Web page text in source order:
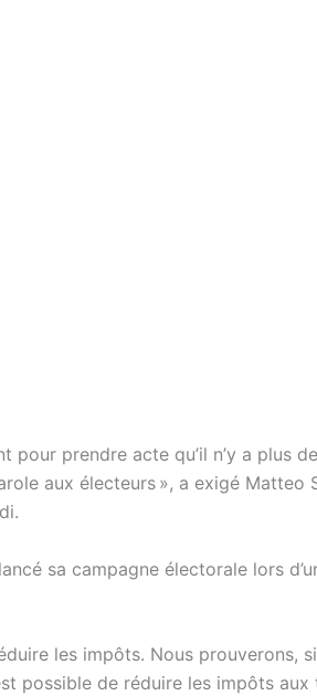
pour prendre acte qu’il n’y a plus
aux électeurs », a exigé Matteo
sa campagne électorale lors
les impôts. Nous prouverons,
possible de réduire les impôts aux